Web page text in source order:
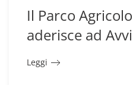
Il Parco
aderisce ad
Leggi